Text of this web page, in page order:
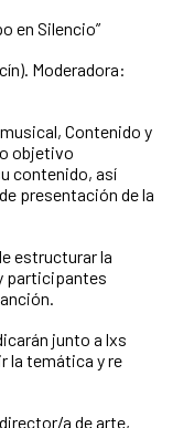
en Silencio”
Moderadora:
Contenido y
objetivo
contenido, así
presentación de la
estructurar la
participantes
junto a lxs
la temática y re
a de arte,